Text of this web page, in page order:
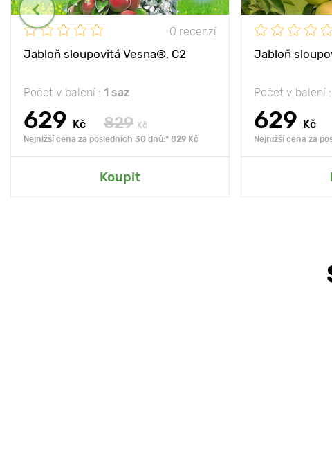
0 recenzí
Jabloň sloupovitá Vesna®, C2
Počet v balení : 1 saz
629 Kč 829 Kč
Nejnižší cena za posledních 30 dnů:* 829 Kč
Koupit
Jabloň
Počet v balení :
629 Kč
Nejnižší cena za